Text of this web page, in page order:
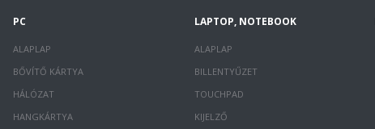
PC
ALAPLAP
BŐVÍTŐ KÁRTYA
HÁLÓZAT
HANGKÁRTYA
LAPTOP, NOTEBOOK
ALAPLAP
BILLENTYŰZET
TOUCHPAD
KIJELZŐ